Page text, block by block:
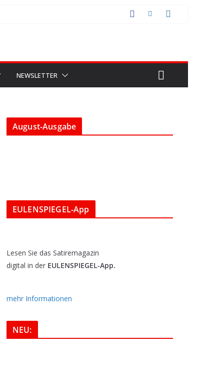
NEWSLETTER
August-Ausgabe
EULENSPIEGEL-App
Lesen Sie das Satiremagazin
digital in der EULENSPIEGEL-App.
mehr Informationen
NEU: